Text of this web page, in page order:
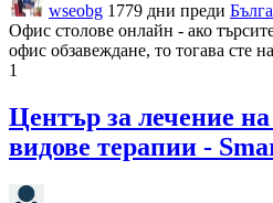
wseobg 1779 дни преди
Офис столове онлайн - ако
офис обзавеждане, то тогава сте
1
Център за лечение
видове терапии -